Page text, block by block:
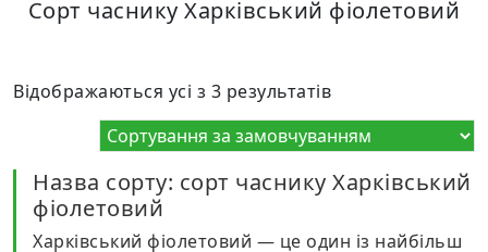
Сорт часнику Харківський фіолетовий
Відображаються усі з 3 результатів
Назва сорту: сорт часнику Харківський
фіолетовий
Харківський фіолетовий — це один із найбільш